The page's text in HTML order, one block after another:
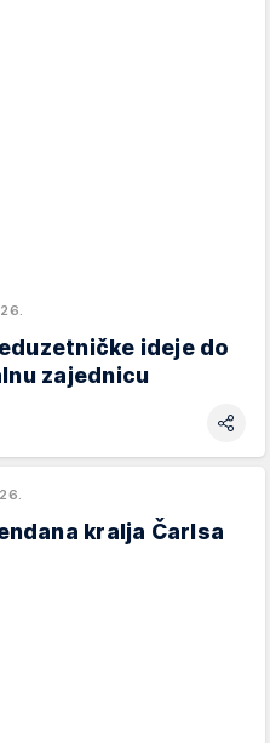
ideje do
zajednicu
kralja Čarlsa